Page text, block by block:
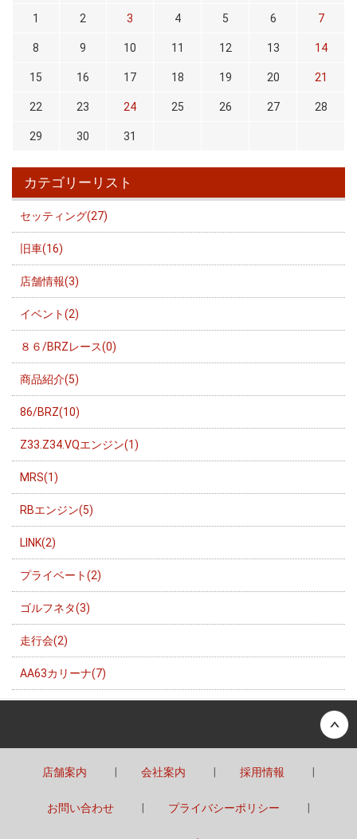
1 2 3 4 5 6 7
8 9 10 11 12 13 14
15 16 17 18 19 20 21
22 23 24 25 26 27 28
29 30 31
カテゴリーリスト
セッティング(27)
旧車(16)
店舗情報(3)
イベント(2)
８６/BRZレース(0)
商品紹介(5)
86/BRZ(10)
Z33.Z34.VQエンジン(1)
MRS(1)
RBエンジン(5)
LINK(2)
プライベート(2)
ゴルフネタ(3)
走行会(2)
AA63カリーナ(7)
店舗案内 会社案内 採用情報
お問い合わせ プライバシーポリシー